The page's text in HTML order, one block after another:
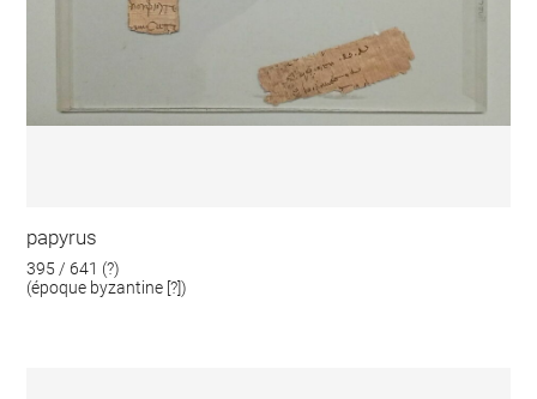
papyrus
395 / 641 (?)
(époque byzantine [?])